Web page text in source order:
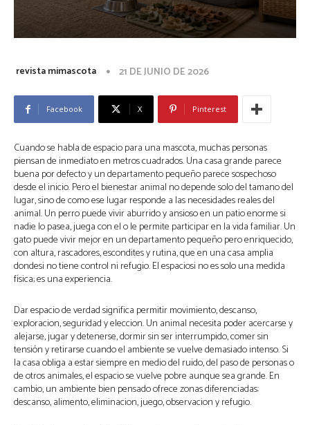
revista mimascota 21 DE JUNIO DE 2026
Facebook X Pinterest
Cuando se habla de espacio para una mascota, muchas personas
piensan de inmediato en metros cuadrados. Una casa grande parece
buena por defecto y un departamento pequeño parece sospechoso
desde el inicio. Pero el bienestar animal no depende solo del tamano del
lugar, sino de como ese lugar responde a las necesidades reales del
animal. Un perro puede vivir aburrido y ansioso en un patio enorme si
nadie lo pasea, juega con el o le permite participar en la vida familiar. Un
gato puede vivir mejor en un departamento pequeño pero enriquecido,
con altura, rascadores, escondites y rutina, que en una casa amplia
dondesi no tiene control ni refugio. El espaciosi no es solo una medida
física; es una experiencia.
Dar espacio de verdad significa permitir movimiento, descanso,
exploracion, seguridad y eleccion. Un animal necesita poder acercarse y
alejarse, jugar y detenerse, dormir sin ser interrumpido, comer sin
tensión y retirarse cuando el ambiente se vuelve demasiado intenso. Si
la casa obliga a estar siempre en medio del ruido, del paso de personas o
de otros animales, el espacio se vuelve pobre aunque sea grande. En
cambio, un ambiente bien pensado ofrece zonas diferenciadas:
descanso, alimento, eliminacion, juego, observacion y refugio.